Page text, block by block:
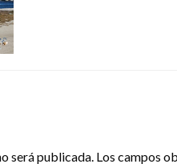
será publicada. Los campos